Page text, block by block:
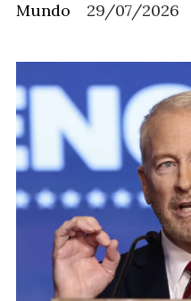
Mundo 29/07/2026